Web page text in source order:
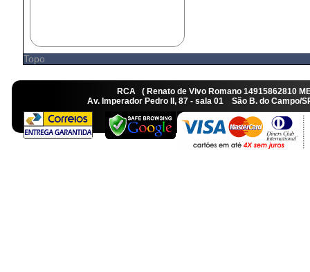
Topo
RCA ( Renato de Vivo Romano
Av. Imperador Pedro II, 87 - sala 01 São B. do